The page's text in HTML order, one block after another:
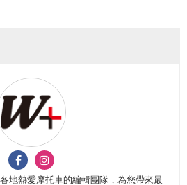
地熱愛摩托車的編輯團隊，為您帶來最